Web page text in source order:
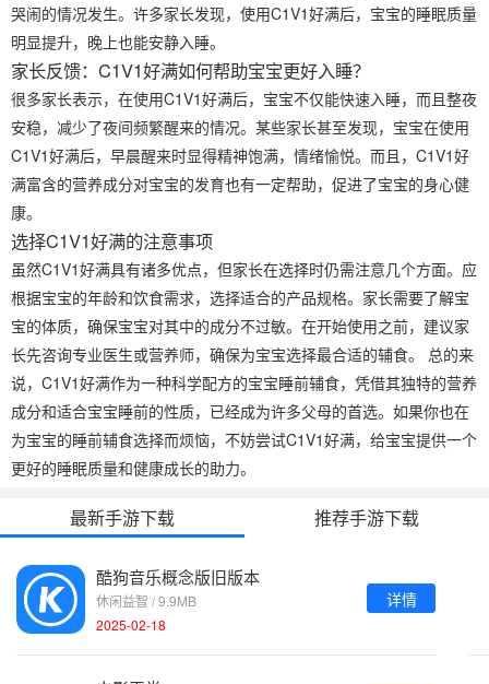
哭闹的情况发生。许多家长发现，使用C1V1好满后，宝宝的睡眠质量
明显提升，晚上也能安静入睡。
家长反馈：C1V1好满如何帮助宝宝更好入睡？
很多家长表示，在使用C1V1好满后，宝宝不仅能快速入睡，而且整夜
安稳，减少了夜间频繁醒来的情况。某些家长甚至发现，宝宝在使用
C1V1好满后，早晨醒来时显得精神饱满，情绪愉悦。而且，C1V1好
满富含的营养成分对宝宝的发育也有一定帮助，促进了宝宝的身心健
康。
选择C1V1好满的注意事项
虽然C1V1好满具有诸多优点，但家长在选择时仍需注意几个方面。应
根据宝宝的年龄和饮食需求，选择适合的产品规格。家长需要了解宝
宝的体质，确保宝宝对其中的成分不过敏。在开始使用之前，建议家
长先咨询专业医生或营养师，确保为宝宝选择最合适的辅食。 总的来
说，C1V1好满作为一种科学配方的宝宝睡前辅食，凭借其独特的营养
成分和适合宝宝睡前的性质，已经成为许多父母的首选。如果你也在
为宝宝的睡前辅食选择而烦恼，不妨尝试C1V1好满，给宝宝提供一个
更好的睡眠质量和健康成长的助力。
最新手游下载 推荐手游下载
酷狗音乐概念版旧版本
休闲益智 / 9.9MB
2025-02-18
详情